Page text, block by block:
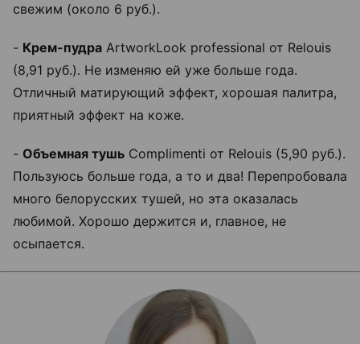
свежим (около 6 руб.).
- Крем-пудра ArtworkLook professional от Relouis
(8,91 руб.). Не изменяю ей уже больше года.
Отличный матирующий эффект, хорошая палитра,
приятный эффект на коже.
- Объемная тушь Complimenti от Relouis (5,90 руб.).
Пользуюсь больше года, а то и два! Перепробовала
много белорусских тушей, но эта оказалась
любимой. Хорошо держится и, главное, не
осыпается.